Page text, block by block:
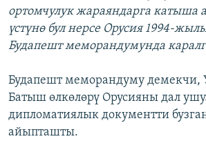
ортомчулук жараяндарга катыша
үстүнө бул нерсе Орусия 1994-
Будапешт меморандумунда
Будапешт меморандуму демекчи,
Батыш өлкөлөрү Орусияны дал
дипломатиялык документти
айыпташты.